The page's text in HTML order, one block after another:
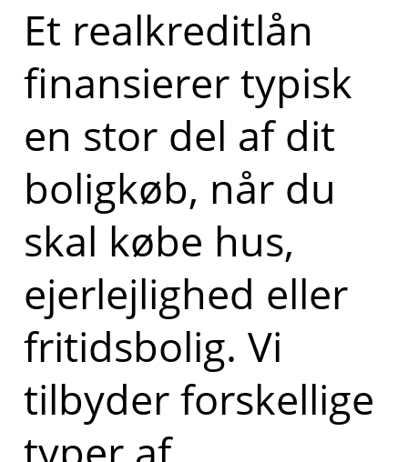
Et realkreditlån
finansierer typisk
en stor del af dit
boligkøb, når du
skal købe hus,
ejerlejlighed eller
fritidsbolig. Vi
tilbyder forskellige